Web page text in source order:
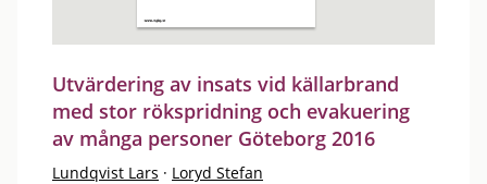
Utvärdering av insats vid källarbrand
med stor rökspridning och evakuering
av många personer Göteborg 2016
Lundqvist Lars · Loryd Stefan